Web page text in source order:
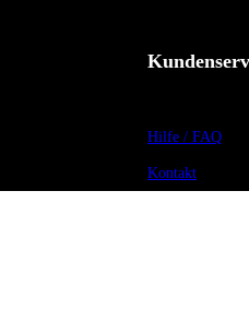
Hilfe / FAQ
Kontakt